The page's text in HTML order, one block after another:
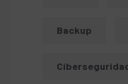
Backup